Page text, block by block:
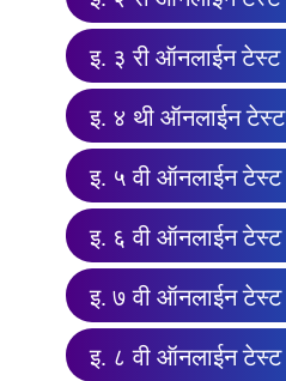
इ. ३ री ऑनलाईन टेस्ट
इ. ४ थी ऑनलाईन टेस्ट
इ. ५ वी ऑनलाईन टेस्ट
इ. ६ वी ऑनलाईन टेस्ट
इ. ७ वी ऑनलाईन टेस्ट
इ. ८ वी ऑनलाईन टेस्ट